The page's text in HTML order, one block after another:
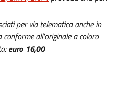
per via telematica anche in
all'originale a coloro
euro 16,00